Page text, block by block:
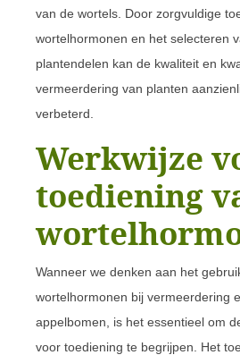
van de wortels. Door zorgvuldige
wortelhormonen en het selecteren
plantendelen kan de kwaliteit en
vermeerdering van planten
verbeterd.
Werkwijze
toediening
Wanneer we denken aan het
wortelhormonen bij vermeerdering
appelbomen, is het essentieel om
voor toediening te begrijpen. Het